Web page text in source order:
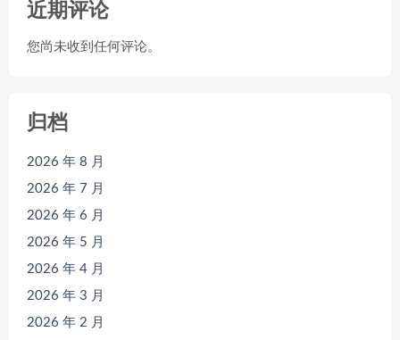
近期评论
您尚未收到任何评论。
归档
2026 年 8 月
2026 年 7 月
2026 年 6 月
2026 年 5 月
2026 年 4 月
2026 年 3 月
2026 年 2 月